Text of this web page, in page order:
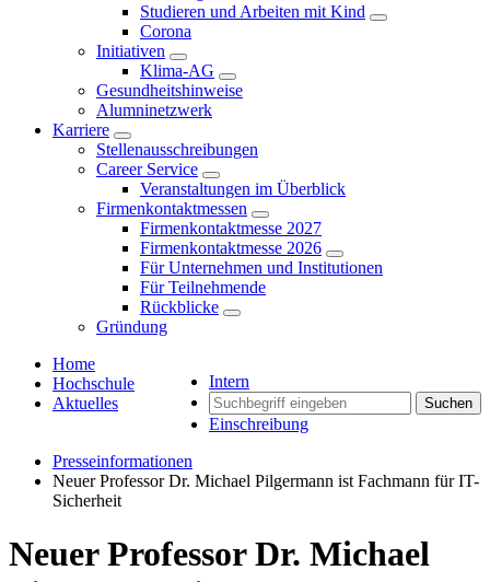
Studieren und Arbeiten mit Kind
Corona
Initiativen
Klima-AG
Gesundheitshinweise
Alumninetzwerk
Karriere
Stellenausschreibungen
Career Service
Veranstaltungen im Überblick
Firmenkontaktmessen
Firmenkontaktmesse 2027
Firmenkontaktmesse 2026
Für Unternehmen und Institutionen
Für Teilnehmende
Rückblicke
Gründung
Intern
Suchen
Einschreibung
Home
Hochschule
Aktuelles
Presseinformationen
Neuer Professor Dr. Michael Pilgermann ist Fachmann für IT-
Sicherheit
Neuer Professor Dr. Michael